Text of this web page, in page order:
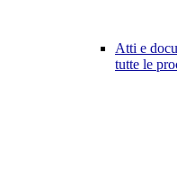
Atti e
tutte le